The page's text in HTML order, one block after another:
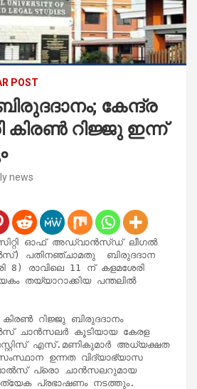
POST
കേന്ദ്ര
കിരണ്‍ റിജ്ജു ഇന്ന്
news
പതിനഞ്ചാമതു  ബിരുദദാന
8) രാവിലെ 11 ന് കളമശേരി
തയ്യാറാക്കിയ പന്തലില്‍
ചാന്‍സലര്‍ കൂടിയായ കേരള
എസ്.മണികുമാര്‍ അധ്യക്ഷത
ഉന്നത വിദ്യാഭ്യാസ
പ്രൊ ചാന്‍സലറുമായ
പ്രഭാഷണം നടത്തും.